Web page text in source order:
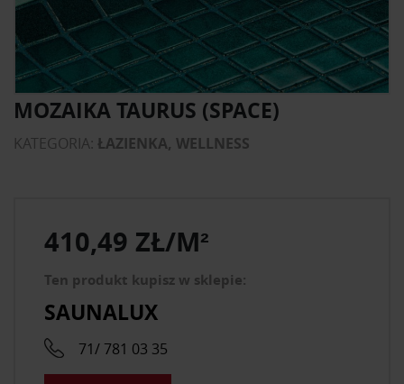
MOZAIKA TAURUS (SPACE)
KATEGORIA: ŁAZIENKA, WELLNESS
410,49 ZŁ/M²
Ten produkt kupisz w sklepie:
SAUNALUX
71/ 781 03 35